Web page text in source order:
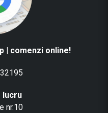
| comenzi online!
lucru
nr.10